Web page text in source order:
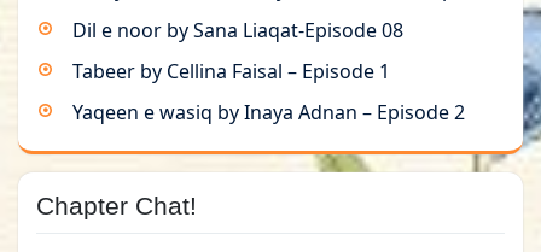
Dil e noor by Sana Liaqat-Episode 08
Tabeer by Cellina Faisal – Episode 1
Yaqeen e wasiq by Inaya Adnan – Episode 2
Chapter Chat!